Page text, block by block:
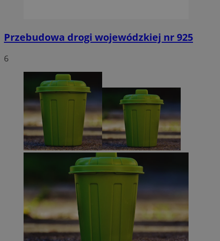
Przebudowa drogi wojewódzkiej nr 925
6